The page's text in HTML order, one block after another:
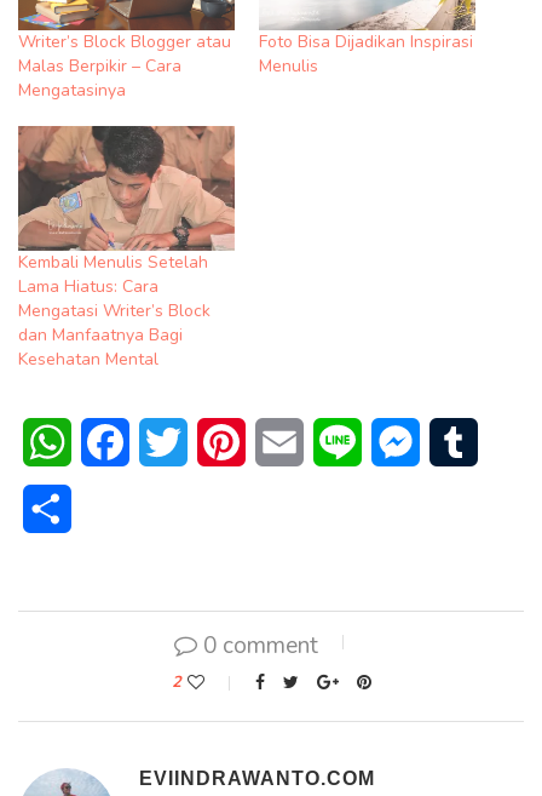
Writer’s Block Blogger atau
Malas Berpikir – Cara
Mengatasinya
Foto Bisa Dijadikan Inspirasi
Menulis
Kembali Menulis Setelah
Lama Hiatus: Cara
Mengatasi Writer’s Block
dan Manfaatnya Bagi
Kesehatan Mental
WhatsAppFacebookTwitter PinterestEmail Line Messenger
0 comment
2
EVIINDRAWANTO.COM